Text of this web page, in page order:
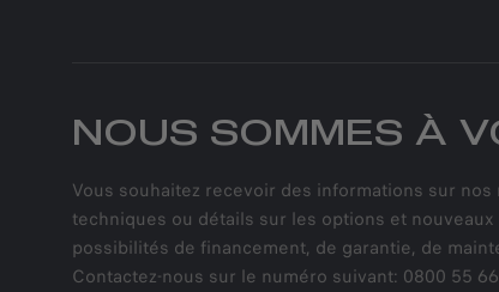
NOUS SOMMES À
Vous souhaitez recevoir des informations sur
techniques ou détails sur les options et
possibilités de financement, de garantie, de
Contactez-nous sur le numéro suivant: 0800 55